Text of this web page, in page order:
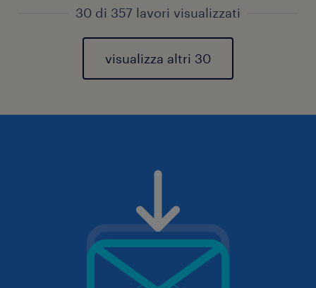
30 di 357 lavori visualizzati
visualizza altri 30